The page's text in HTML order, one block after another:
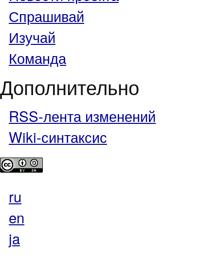
Спрашивай
Изучай
Команда
Дополнительно
RSS-лента изменений
Wiki-синтаксис
ru
en
ja